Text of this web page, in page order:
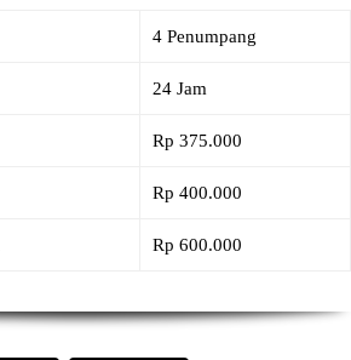
4 Penumpang
24 Jam
Rp 375.000
Rp 400.000
Rp 600.000